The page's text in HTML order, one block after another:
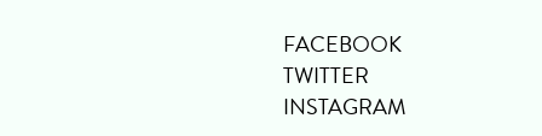
FACEBOOK
TWITTER
INSTAGRAM